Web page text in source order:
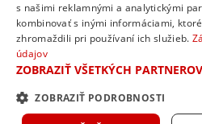
© 2023 ozdravme s.r.o. Všetky
s našimi reklamnými a analytickými
kombinovať s inými informáciami,
zhromaždili pri používaní ich služieb.
údajov
ZOBRAZIŤ VŠETKÝCH PARTNEROV
ZOBRAZIŤ PODROBNOSTI